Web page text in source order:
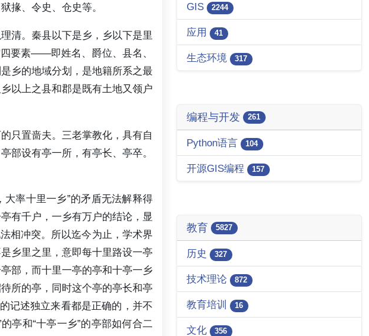
掾、令史、仓史等。
清。秦县以下是乡，乡以下是里
要素——即姓名、爵位、县名、
乡的地域分划，是地籍所系之最
以上之县和郡是既有土地又领户
只置啬夫。三老掌教化，具有自
部设有亭一所，有亭长、亭卒。
大率十里一乡”的矛盾无法解释得
有千户，一乡有万户的结论，显
相冲突。所以迄今为止，学术界
乡里之里，意即每十里路设一亭
部，而十里一亭的亭和十亭一乡
所的亭，同时这个亭的亭长和亭
记述独立来看都是正确的，并不
亭和“十亭一乡”的亭部如何合二
GIS 2244
应用 41
生态环境 317
编程与开发 261
Python语言 104
开源GIS编程 157
教育 5827
历史 327
技术理论 872
教育培训 16
文化 356